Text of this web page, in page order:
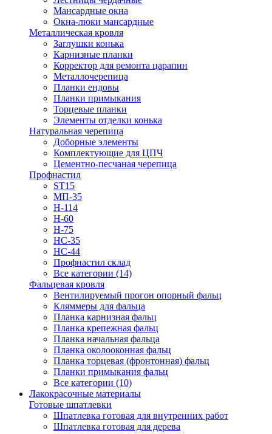
Мансардные окна
Окна-люки мансардные
Металлическая кровля
Заглушки конька
Карнизные планки
Корректор для ремонта царапин
Металлочерепица
Планки ендовы
Планки примыкания
Торцевые планки
Элементы отделки конька
Натуральная черепица
Доборные элементы
Комплектующие для ЦПЧ
Цементно-песчаная черепица
Профнастил
ST15
МП-35
Н-114
Н-60
Н-75
НС-35
НС-44
Профнастил склад
Все категории (14)
Фальцевая кровля
Вентилируемый прогон опорный фальц
Кляммеры для фальца
Планка карнизная фальц
Планка крепежная фальц
Планка начальная фальца
Планка околооконная фальц
Планка торцевая (фронтонная) фальц
Планки примыкания фальц
Все категории (10)
Лакокрасочные материалы
Готовые шпатлевки
Шпатлевка готовая для внутренних работ
Шпатлевка готовая для дерева